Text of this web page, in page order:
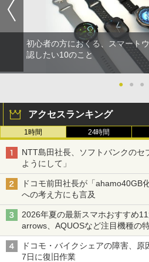
初心者の方におくる、スマート
認したい10のこと
● ● ●
アクセスランキング
1時間 24時間
NTT島田社長、ソフトバンクのセ
ようにして」
ドコモ前田社長が「ahamo40GB
への考え方にも言及
2026年夏の最新スマホおすすめ
arrows、AQUOSなど注目機種の
ドコモ・バイクシェアの障害、
7日に復旧作業